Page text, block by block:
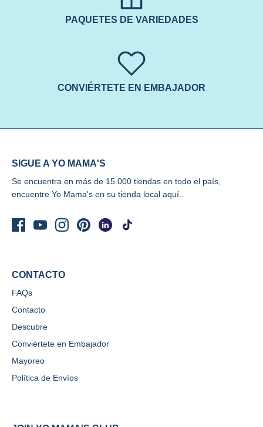
PAQUETES DE VARIEDADES
CONVIÉRTETE EN EMBAJADOR
SIGUE A YO MAMA'S
Se encuentra en más de 15.000 tiendas en todo el país,
encuentre Yo Mama's en su tienda local aquí..
CONTACTO
FAQs
Contacto
Descubre
Conviértete en Embajador
Mayoreo
Política de Envíos